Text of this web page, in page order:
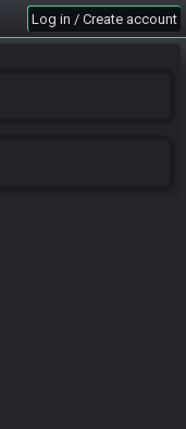
Log in / Create account